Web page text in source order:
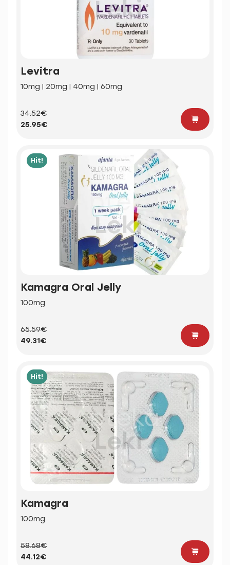
Levitra
10mg | 20mg | 40mg | 60mg
34.52€
25.95€
Hit!
Kamagra Oral Jelly
100mg
65.59€
49.31€
Hit!
Kamagra
100mg
58.68€
44.12€